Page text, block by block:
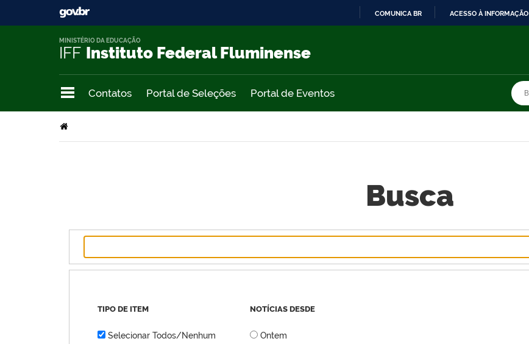
COMUNICA BR ACESSO À INFORMAÇÃO
IFF Instituto Federal Fluminense
MINISTÉRIO DA EDUCAÇÃO
Contatos Portal de Seleções Portal de Eventos
Busca
TIPO DE ITEM
Selecionar Todos/Nenhum
NOTÍCIAS DESDE
Ontem